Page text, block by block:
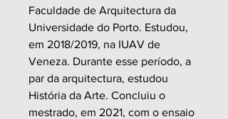
Faculdade de Arquitectura da
Universidade do Porto. Estudou,
em 2018/2019, na IUAV de
Veneza. Durante esse período, a
par da arquitectura, estudou
História da Arte. Concluiu o
mestrado, em 2021, com o ensaio